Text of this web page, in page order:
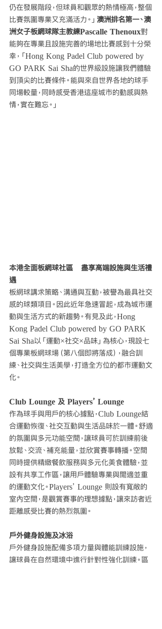
仍在發展階段，但球員和觀眾的熱情極高，整個
比賽氛圍專業又充滿活力。」 澳洲排名第一、澳
洲女子板網球隊主教練Pascalle Thenoux對
能夠在專業且設施完善的場地比賽感到十分榮
幸，「Hong Kong Padel Club powered by
GO PARK Sai Sha的世界級設施讓我們體驗
到頂尖的比賽條件。能與來自世界各地的球手
同場較量，同時感受香港這座城市的動感與熱
情，實在難忘。」
本港全面板網球社區　盡享高端設施與生活禮
遇
板網球講求策略、溝通與互動，被譽為最具社交
感的球類項目。因此近年急速冒起，成為城市運
動與生活方式的新趨勢。有見及此，Hong
Kong Padel Club powered by GO PARK
Sai Sha以「運動×社交×品味」為核心，現設七
個專業板網球場（第八個即將落成），融合訓
練、社交與生活美學，打造全方位的都市運動文
化。
Club Lounge 及 Players’ Lounge
作為球手與用戶的核心據點，Club Lounge結
合運動恢復、社交互動與生活品味於一體。舒適
的氛圍與多元功能空間，讓球員可於訓練前後
放鬆、交流、補充能量，並欣賞賽事轉播。空間
同時提供精緻餐飲服務與多元化美食體驗，並
設有共享工作區，讓用戶體驗專業與閒適並重
的運動文化。Players’ Lounge 則設有寬敞的
室內空間，是觀賞賽事的理想據點，讓來訪者近
距離感受比賽的熱烈氛圍。
戶外健身設施及冰浴
戶外健身設施配備多項力量與體能訓練設施，
讓球員在自然環境中進行針對性強化訓練。區